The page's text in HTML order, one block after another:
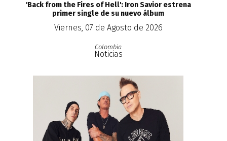
'Back from the Fires of Hell': Iron Savior estrena
primer single de su nuevo álbum
Viernes, 07 de Agosto de 2026
Colombia
Noticias